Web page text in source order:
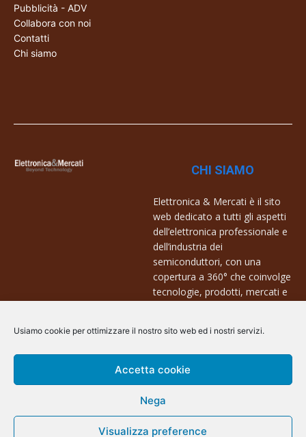
Usiamo cookie per ottimizzare il nostro sito web ed i nostri servizi.
Accetta cookie
Nega
Visualizza preference
Pubblicità - ADV
Collabora con noi
Contatti
Chi siamo
CHI SIAMO
Elettronica & Mercati è il sito
web dedicato a tutti gli aspetti
dell’elettronica professionale e
dell’industria dei
semiconduttori, con una
copertura a 360° che coinvolge
tecnologie, prodotti, mercati e
Contatti:
info@arscommunication.it
@ArsCommunication 2023